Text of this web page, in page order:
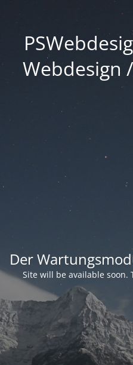
Webdesign
Der
Site will be available soon.